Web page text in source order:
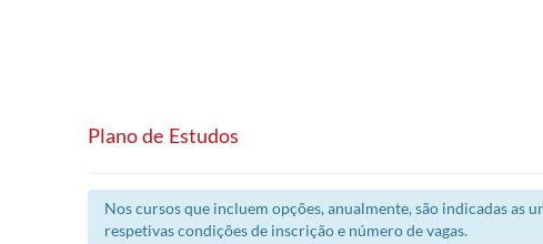
Plano de Estudos
Nos cursos que incluem opções, anualmente, são indicadas
respetivas condições de inscrição e número de vagas.